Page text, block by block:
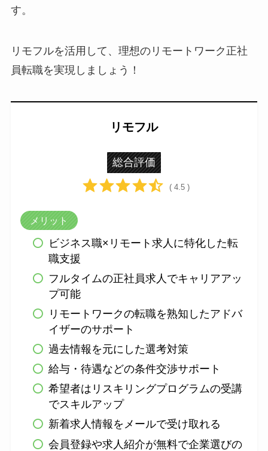
す。
リモフルを活用して、理想のリモートワーク正社
員転職を実現しましょう！
リモフル
総合評価
( 4.5 )
メリット
ビジネス職×リモート求人に特化した転
職支援
フルタイムの正社員求人でキャリアアッ
プ可能
リモートワークの転職を熟知したアドバ
イザーのサポート
過去情報を元にした選考対策
給与・待遇などの条件交渉サポート
希望者はリスキリングプログラムの受講
でスキルアップ
新着求人情報をメールで受け取れる
会員登録や求人紹介が無料で企業選びの